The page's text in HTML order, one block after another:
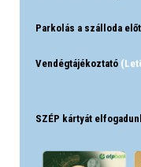
Parkolás a szálloda
Vendégtájékoztató
SZÉP kártyát